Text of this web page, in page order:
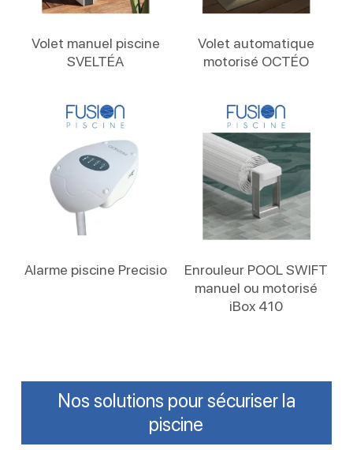
Volet manuel piscine
SVELTÉA
Volet automatique
motorisé OCTÉO
Alarme piscine Precisio
Enrouleur POOL SWIFT
manuel ou motorisé
iBox 410
Nos solutions pour sécuriser la
piscine